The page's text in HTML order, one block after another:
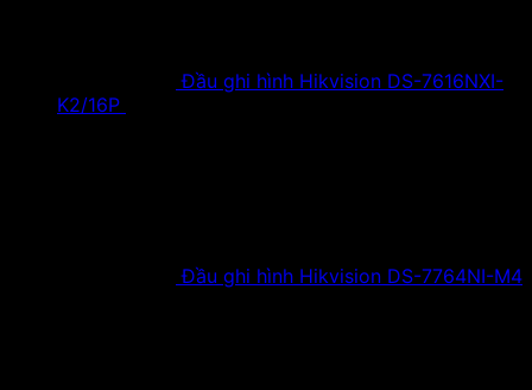
Đầu ghi hình Hikvision DS-7616NXI-
K2/16P
Đầu ghi hình Hikvision DS-7764NI-M4